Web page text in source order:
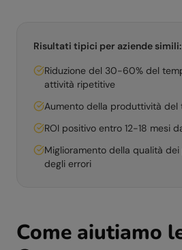
Risultati tipici per aziende simili:
Riduzione del 30-60% del
attività ripetitive
Aumento della produttività
ROI positivo entro 12-18 mesi
Miglioramento della qualità
degli errori
Come aiutiamo